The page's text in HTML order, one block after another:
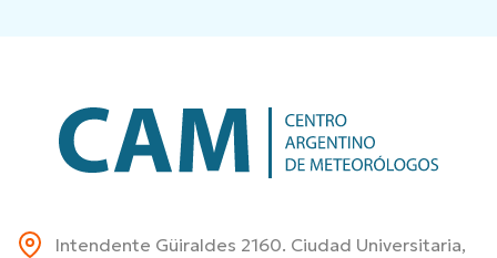
Intendente Güiraldes 2160. Ciudad Universitaria,